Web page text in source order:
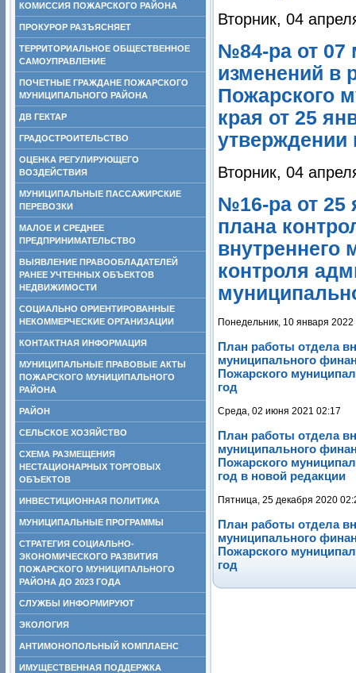
КОМИССИЯ ПОЖАРСКОГО РАЙОНА
ПРОКУРОР РАЗЪЯСНЯЕТ
ТЕРРИТОРИАЛЬНОЕ ОБЩЕСТВЕННОЕ
САМОУПРАВЛЕНИЕ
ПОЧЕТНЫЕ ГРАЖДАНЕ ПОЖАРСКОГО
МУНИЦИПАЛЬНОГО РАЙОНА
ДВ ГЕКТАР
ГРАДОСТРОИТЕЛЬСТВО
ОЦЕНКА РЕГУЛИРУЮЩЕГО
ВОЗДЕЙСТВИЯ
МУНИЦИПАЛЬНЫЕ ПАССАЖИРСКИЕ
ПЕРЕВОЗКИ
МАЛОЕ И СРЕДНЕЕ
ПРЕДПРИНИМАТЕЛЬСТВО
ВЫЯВЛЕНИЕ ПРАВООБЛАДАТЕЛЕЙ
РАНЕЕ УЧТЕННЫХ ОБЪЕКТОВ
НЕДВИЖИМОСТИ
СОЦИАЛЬНО ОРИЕНТИРОВАННЫЕ
НЕКОММЕРЧЕСКИЕ ОРГАНИЗАЦИИ
КОНТАКТНАЯ ИНФОРМАЦИЯ
МУНИЦИПАЛЬНЫЕ ПРАВОВЫЕ АКТЫ
ПОЖАРСКОГО МУНИЦИПАЛЬНОГО
РАЙОНА
РАЙОН
СЕЛЬСКОЕ ХОЗЯЙСТВО
СХЕМА РАЗМЕЩЕНИЯ
НЕСТАЦИОНАРНЫХ ТОРГОВЫХ
ОБЪЕКТОВ
ИНВЕСТИЦИОННАЯ ПОЛИТИКА
МУНИЦИПАЛЬНЫЕ ПРОГРАММЫ
СТРАТЕГИЯ СОЦИАЛЬНО-
ЭКОНОМИЧЕСКОГО РАЗВИТИЯ
ПОЖАРСКОГО МУНИЦИПАЛЬНОГО
РАЙОНА ДО 2023 ГОДА
СЛУЖБЫ ИНФОРМИРУЮТ
ЭКОЛОГИЯ
АНТИМОНОПОЛЬНЫЙ КОМПЛАЕНС
ИМУЩЕСТВЕННАЯ ПОДДЕРЖКА
Вторник, 04
№84-ра от 07
изменений в
Пожарского
края от 25
утверждении
Вторник, 04
№16-ра от 25
плана
внутреннего
контроля
Понедельник, 10 января 2022
План работы отдела
муниципального
Пожарского
год
Среда, 02 июня 2021 02:17
План работы отдела
муниципального
Пожарского
год в новой редакции
Пятница, 25 декабря 2020
План работы отдела
муниципального
Пожарского
год